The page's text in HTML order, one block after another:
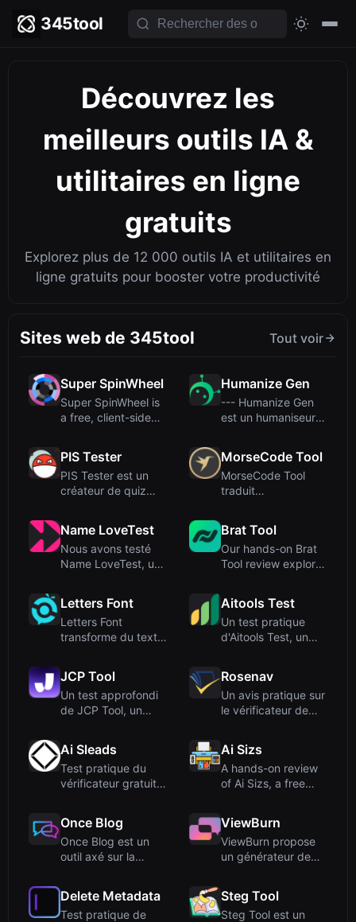
345tool
Découvrez les
meilleurs outils IA &
utilitaires en ligne
gratuits
Explorez plus de 12 000 outils IA et utilitaires en
ligne gratuits pour booster votre productivité
Sites web de 345tool Tout voir
Super SpinWheel
Super SpinWheel is
a free, client-side
Humanize Gen
--- Humanize Gen
est un humaniseur
PIS Tester
PIS Tester est un
créateur de quiz
MorseCode Tool
MorseCode Tool
traduit
Mo...
Name LoveTest
Nous avons testé
Name LoveTest, un
Brat Tool
Our hands-on Brat
Tool review explores
Letters Font
Letters Font
transforme du texte
Aitools Test
Un test pratique
d'Aitools Test, un
JCP Tool
Un test approfondi
de JCP Tool, un
Rosenav
Un avis pratique sur
le vérificateur de
Ai Sleads
Test pratique du
vérificateur gratuit
Ai Sizs
A hands-on review
of Ai Sizs, a free
Once Blog
Once Blog est un
outil axé sur la
ViewBurn
ViewBurn propose
un générateur de
Delete Metadata
Test pratique de
Steg Tool
Steg Tool est un